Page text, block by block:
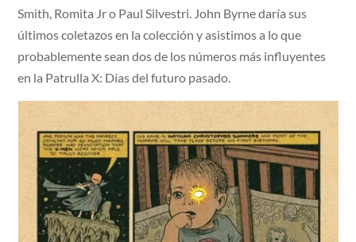
Smith, Romita Jr o Paul Silvestri. John Byrne daría sus
últimos coletazos en la colección y asistimos a lo que
probablemente sean dos de los números más influyentes
en la Patrulla X: Días del futuro pasado.